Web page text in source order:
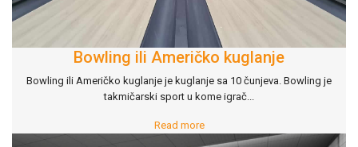
Bowling ili Američko kuglanje
Bowling ili Američko kuglanje je kuglanje sa 10 čunjeva. Bowling je
takmičarski sport u kome igrač...
Read more